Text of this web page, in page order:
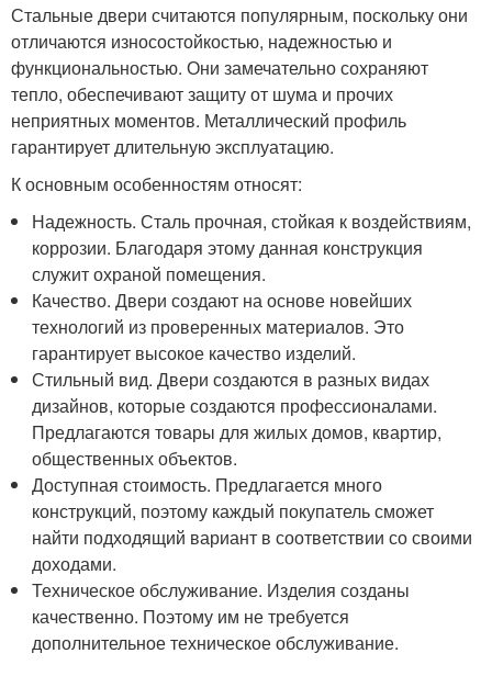
Стальные двери считаются популярным, поскольку они
отличаются износостойкостью, надежностью и
функциональностью. Они замечательно сохраняют
тепло, обеспечивают защиту от шума и прочих
неприятных моментов. Металлический профиль
гарантирует длительную эксплуатацию.
К основным особенностям относят:
Надежность. Сталь прочная, стойкая к воздействиям,
коррозии. Благодаря этому данная конструкция
служит охраной помещения.
Качество. Двери создают на основе новейших
технологий из проверенных материалов. Это
гарантирует высокое качество изделий.
Стильный вид. Двери создаются в разных видах
дизайнов, которые создаются профессионалами.
Предлагаются товары для жилых домов, квартир,
общественных объектов.
Доступная стоимость. Предлагается много
конструкций, поэтому каждый покупатель сможет
найти подходящий вариант в соответствии со своими
доходами.
Техническое обслуживание. Изделия созданы
качественно. Поэтому им не требуется
дополнительное техническое обслуживание.